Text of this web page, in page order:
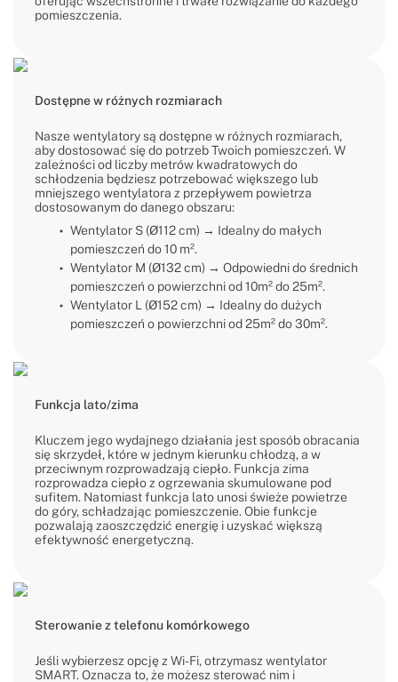
pomieszczenia.
Dostępne w różnych rozmiarach
Nasze wentylatory są dostępne w różnych rozmiarach,
aby dostosować się do potrzeb Twoich pomieszczeń. W
zależności od liczby metrów kwadratowych do
schłodzenia będziesz potrzebować większego lub
mniejszego wentylatora z przepływem powietrza
dostosowanym do danego obszaru:
Wentylator S (Ø112 cm) → Idealny do małych
pomieszczeń do 10 m².
Wentylator M (Ø132 cm) → Odpowiedni do średnich
pomieszczeń o powierzchni od 10m² do 25m².
Wentylator L (Ø152 cm) → Idealny do dużych
pomieszczeń o powierzchni od 25m² do 30m².
Funkcja lato/zima
Kluczem jego wydajnego działania jest sposób obracania
się skrzydeł, które w jednym kierunku chłodzą, a w
przeciwnym rozprowadzają ciepło. Funkcja zima
rozprowadza ciepło z ogrzewania skumulowane pod
sufitem. Natomiast funkcja lato unosi świeże powietrze
do góry, schładzając pomieszczenie. Obie funkcje
pozwalają zaoszczędzić energię i uzyskać większą
efektywność energetyczną.
Sterowanie z telefonu komórkowego
Jeśli wybierzesz opcję z Wi-Fi, otrzymasz wentylator
SMART. Oznacza to, że możesz sterować nim i